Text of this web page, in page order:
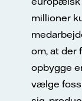
millioner
om, at der
opbygge
vælge